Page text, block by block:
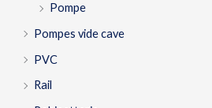
Pompe
Pompes vide cave
PVC
Rail